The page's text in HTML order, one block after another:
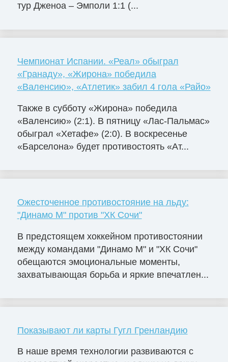
тур Дженоа – Эмполи 1:1 (...
Чемпионат Испании. «Реал» обыграл
«Гранаду», «Жирона» победила
«Валенсию», «Атлетик» забил 4 гола «Райо»
Также в субботу «Жирона» победила
«Валенсию» (2:1). В пятницу «Лас-Пальмас»
обыграл «Хетафе» (2:0). В воскресенье
«Барселона» будет противостоять «Ат...
Ожесточенное противостояние на льду:
"Динамо М" против "ХК Сочи"
В предстоящем хоккейном противостоянии
между командами "Динамо М" и "ХК Сочи"
обещаются эмоциональные моменты,
захватывающая борьба и яркие впечатлен...
Показывают ли карты Гугл Гренландию
В наше время технологии развиваются с